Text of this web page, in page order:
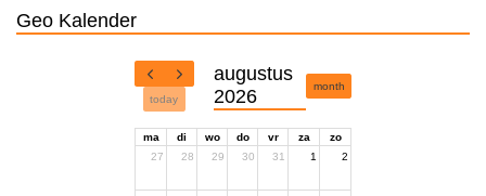
Geo Kalender
today
augustus
2026
month
ma di wo do vr za
zo
27
28 29 30 31 1 2